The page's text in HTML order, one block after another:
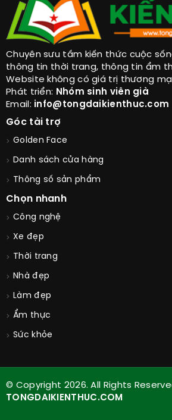
Chuyên sưu tầm kiến thức cuộc
thông tin thời trang, thông tin ẩm
Website không có giá trị thương
Phát triển: Nhóm sinh viên già
Email: info@tongdaikienthuc.com
Góc tài trợ
Golden Face
Danh sách cửa hàng
Thông số sản phẩm
Chọn nhanh
Công nghệ
Xe đẹp
Thời trang
Nhà đẹp
Làm đẹp
Ẩm thực
Sức khỏe
© Copyright 2026. All Rights
TONGDAIKIENTHUC.COM